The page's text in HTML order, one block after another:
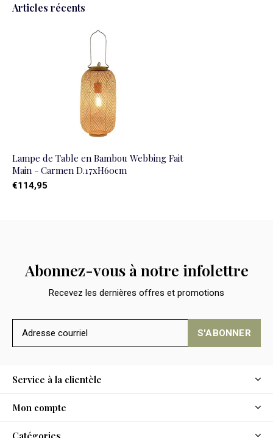
Articles récents
Lampe de Table en Bambou Webbing Fait
Main - Carmen D.17xH60cm
€114,95
Abonnez-vous à notre infolettre
Recevez les dernières offres et promotions
S'ABONNER
Service à la clientèle
Mon compte
Catégories